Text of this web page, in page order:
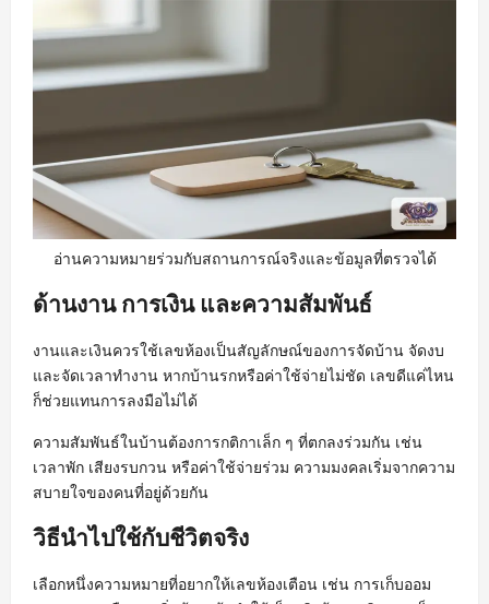
อ่านความหมายร่วมกับสถานการณ์จริงและข้อมูลที่ตรวจได้
ด้านงาน การเงิน และความสัมพันธ์
งานและเงินควรใช้เลขห้องเป็นสัญลักษณ์ของการจัดบ้าน จัดงบ
และจัดเวลาทำงาน หากบ้านรกหรือค่าใช้จ่ายไม่ชัด เลขดีแค่ไหน
ก็ช่วยแทนการลงมือไม่ได้
ความสัมพันธ์ในบ้านต้องการกติกาเล็ก ๆ ที่ตกลงร่วมกัน เช่น
เวลาพัก เสียงรบกวน หรือค่าใช้จ่ายร่วม ความมงคลเริ่มจากความ
สบายใจของคนที่อยู่ด้วยกัน
วิธีนำไปใช้กับชีวิตจริง
เลือกหนึ่งความหมายที่อยากให้เลขห้องเตือน เช่น การเก็บออม